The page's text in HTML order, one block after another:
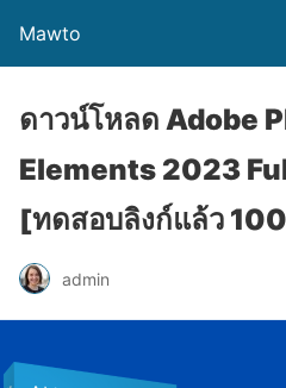
Mawto
ดาวน์โหลด Adobe
Elements 2023
[ทดสอบลิงก์แล้ว
admin